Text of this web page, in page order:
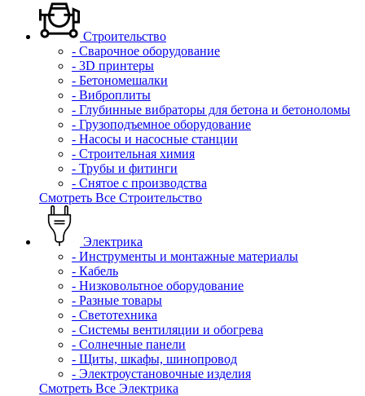
Строительство
- Сварочное оборудование
- 3D принтеры
- Бетономешалки
- Виброплиты
- Глубинные вибраторы для бетона и бетоноломы
- Грузоподъемное оборудование
- Насосы и насосные станции
- Строительная химия
- Трубы и фитинги
- Снятое с производства
Смотреть Все Строительство
Электрика
- Инструменты и монтажные материалы
- Кабель
- Низковольтное оборудование
- Разные товары
- Светотехника
- Системы вентиляции и обогрева
- Солнечные панели
- Щиты, шкафы, шинопровод
- Электроустановочные изделия
Смотреть Все Электрика